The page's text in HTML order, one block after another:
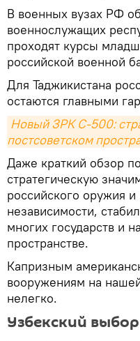
В военных вузах РФ
военнослужащих
проходят курсы
российской военной
Для Таджикистана
остаются главными
Новый ЗРК С-500:
постсоветском
Даже краткий обзор
стратегическую
российского оружия
независимости,
многих государств и
пространстве.
Капризным
вооружениям на
нелегко.
Узбекский выбор